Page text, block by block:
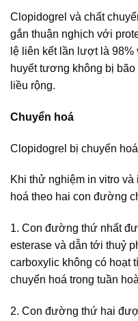
Clopidogrel và chất
gắn thuận nghịch với
lệ liên kết lần lượt là 98%
huyết tương không bị
liều rộng.
Chuyển hoá
Clopidogrel bị chuyển
Khi thử nghiệm in vitro
hoá theo hai con đường
1. Con đường thứ nhất
esterase và dẫn tới thuỷ
carboxylic không có hoạt
chuyển hoá trong tuần
2. Con đường thứ hai